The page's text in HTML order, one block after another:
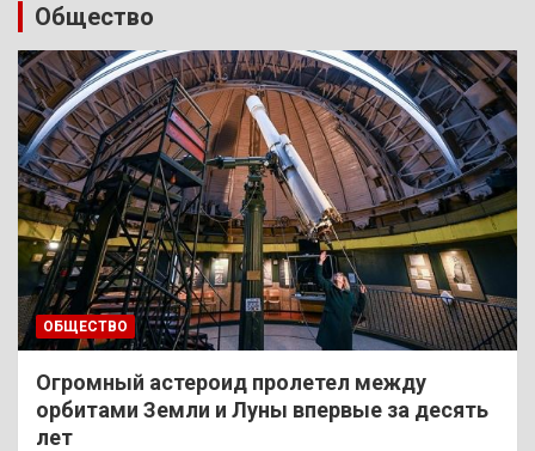
Общество
ОБЩЕСТВО
Огромный астероид пролетел между
орбитами Земли и Луны впервые за десять
лет